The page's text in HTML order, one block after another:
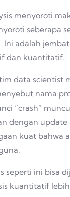
menyoroti
seberapa
Ini adalah
dan kuantitatif.
data scientist
nama
“crash”
dengan update
kuat bahwa
seperti ini bisa
kuantitatif